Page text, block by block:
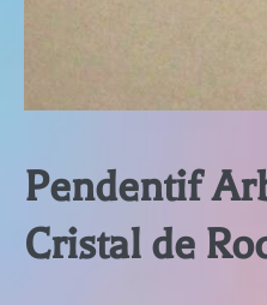
Pendentif
Cristal de